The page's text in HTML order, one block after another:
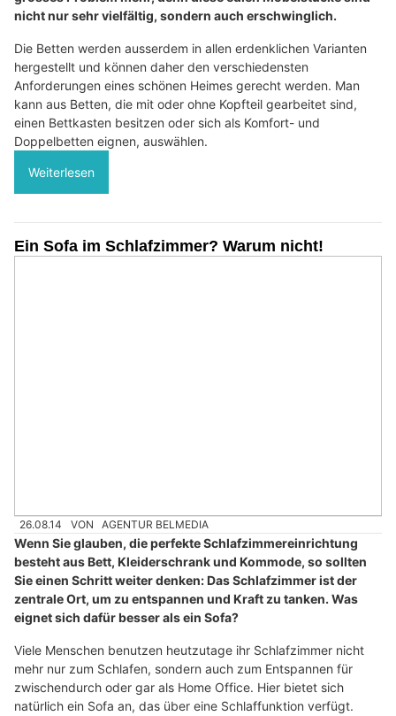
nicht nur sehr vielfältig, sondern auch erschwinglich.
Die Betten werden ausserdem in allen erdenklichen Varianten
hergestellt und können daher den verschiedensten
Anforderungen eines schönen Heimes gerecht werden. Man
kann aus Betten, die mit oder ohne Kopfteil gearbeitet sind,
einen Bettkasten besitzen oder sich als Komfort- und
Doppelbetten eignen, auswählen.
Weiterlesen
Ein Sofa im Schlafzimmer? Warum nicht!
26.08.14 VON AGENTUR BELMEDIA
Wenn Sie glauben, die perfekte Schlafzimmereinrichtung
besteht aus Bett, Kleiderschrank und Kommode, so sollten
Sie einen Schritt weiter denken: Das Schlafzimmer ist der
zentrale Ort, um zu entspannen und Kraft zu tanken. Was
eignet sich dafür besser als ein Sofa?
Viele Menschen benutzen heutzutage ihr Schlafzimmer nicht
mehr nur zum Schlafen, sondern auch zum Entspannen für
zwischendurch oder gar als Home Office. Hier bietet sich
natürlich ein Sofa an, das über eine Schlaffunktion verfügt.